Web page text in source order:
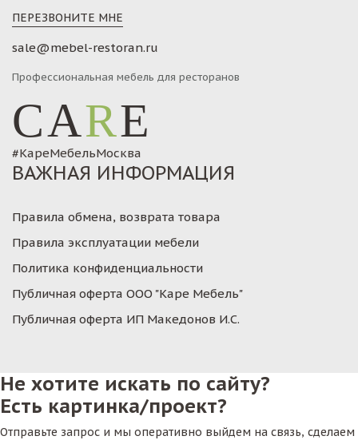
ПЕРЕЗВОНИТЕ МНЕ
sale@mebel-restoran.ru
Профессиональная мебель для ресторанов
CARE
#КареМебельМосква
ВАЖНАЯ ИНФОРМАЦИЯ
Правила обмена, возврата товара
Правила эксплуатации мебели
Политика конфиденциальности
Публичная оферта ООО "Каре Мебель"
Публичная оферта ИП Македонов И.С.
Не хотите искать по сайту?
Есть картинка/проект?
Отправьте запрос и мы оперативно выйдем на связь, сделаем